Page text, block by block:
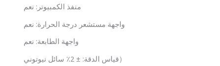
منفذ الكمبيوتر: نعم
واجهة مستشعر درجة الحرارة: نعم
واجهة الطابعة: نعم
قياس الدقة: ± 2٪ سائل نيوتوني）